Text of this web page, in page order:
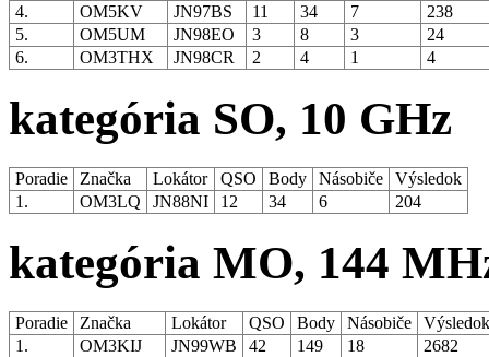
4.
OM5KV JN97BS 11 34 7
238
5.
OM5UM JN98EO 3 8 3
24
6.
OM3THX JN98CR 2 4 1 4
kategória SO, 10 GHz
Poradie Značka Lokátor QSO Body Násobiče
Výsledok
1.
OM3LQ JN88NI 12 34 6 204
kategória MO, 144
Poradie Značka Lokátor QSO Body Násobiče
1.
OM3KIJ JN99WB 42 149 18
2682